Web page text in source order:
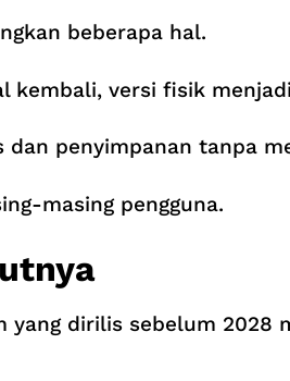
beberapa hal.
kembali, versi fisik
dan penyimpanan tanpa
masing pengguna.
dirilis sebelum 2028